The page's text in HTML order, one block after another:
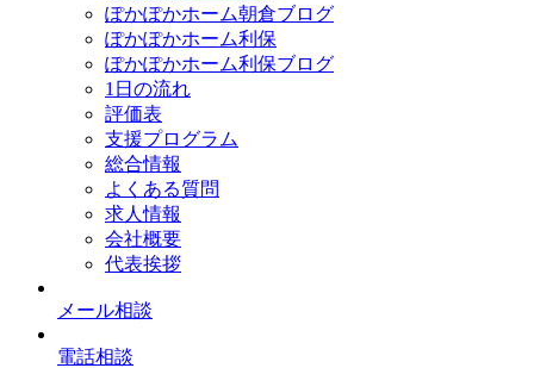
ぽかぽかホーム朝倉ブログ
ぽかぽかホーム利保
ぽかぽかホーム利保ブログ
1日の流れ
評価表
支援プログラム
総合情報
よくある質問
求人情報
会社概要
代表挨拶
メール相談
電話相談